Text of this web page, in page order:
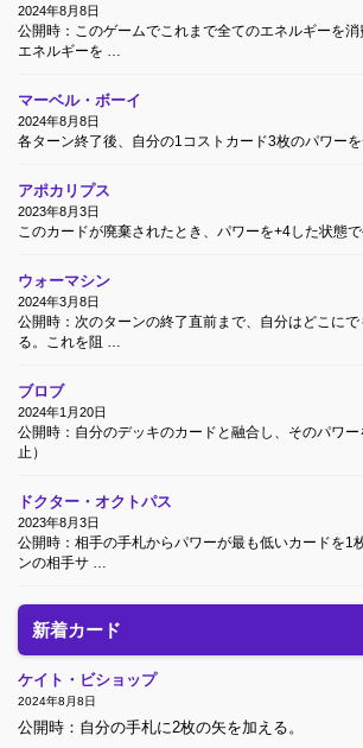
2024年8月8日
公開時：このゲームでこれまで全てのエネルギーを
エネルギーを …
マーベル・ボーイ
2024年8月8日
各ターン終了後、自分の1コストカード3枚のパワーを
アポカリプス
2023年8月3日
このカードが廃棄されたとき、パワーを+4した状態で
ウォーマシン
2024年3月8日
公開時：次のターンの終了直前まで、自分はどこに
る。これを阻 …
ブロブ
2024年1月20日
公開時：自分のデッキのカードと融合し、そのパワ
止）
ドクター・オクトパス
2023年8月3日
公開時：相手の手札からパワーが最も低いカードを1
ンの相手サ …
新着カード
ケイト・ビショップ
2024年8月8日
公開時：自分の手札に2枚の矢を加える。